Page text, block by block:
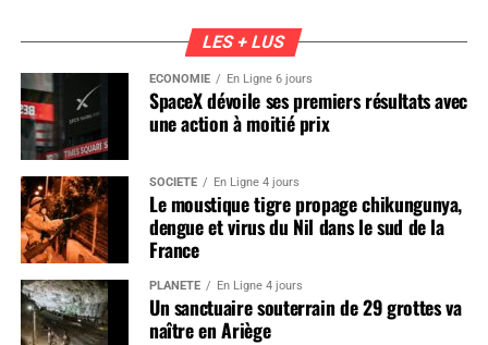
LES + LUS
ÉCONOMIE En Ligne 6 jours
SpaceX dévoile ses premiers résultats avec
une action à moitié prix
SOCIÉTÉ En Ligne 4 jours
Le moustique tigre propage chikungunya,
dengue et virus du Nil dans le sud de la
France
PLANÈTE En Ligne 4 jours
Un sanctuaire souterrain de 29 grottes va
naître en Ariège